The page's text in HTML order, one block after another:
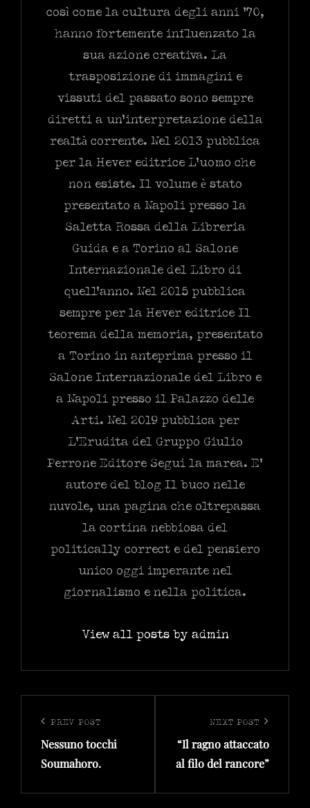
così come la cultura degli anni ’70,
hanno fortemente influenzato la
sua azione creativa. La
trasposizione di immagini e
vissuti del passato sono sempre
diretti a un’interpretazione della
realtà corrente. Nel 2013 pubblica
per la Hever editrice L’uomo che
non esiste. Il volume è stato
presentato a Napoli presso la
Saletta Rossa della Libreria
Guida e a Torino al Salone
Internazionale del Libro di
quell’anno. Nel 2015 pubblica
sempre per la Hever editrice Il
teorema della memoria, presentato
a Torino in anteprima presso il
Salone Internazionale del Libro e
a Napoli presso il Palazzo delle
Arti. Nel 2019 pubblica per
L’Erudita del Gruppo Giulio
Perrone Editore Segui la marea. E’
autore del blog Il buco nelle
nuvole, una pagina che oltrepassa
la cortina nebbiosa del
politically correct e del pensiero
unico oggi imperante nel
giornalismo e nella politica.
View all posts by admin
articoli
Previous
Post
PREV POST
Nessuno tocchi
Soumahoro.
Post
NEXT POST
“Il ragno attaccato
al filo del rancore”